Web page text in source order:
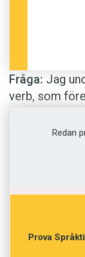
Fråga: Jag
verb, som
han spring
dialekter i
andra ställen
Anton
Svar: Att
Redan
Prova